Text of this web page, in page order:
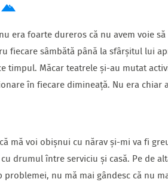
era foarte dureros că nu avem voie
fiecare sâmbătă până la sfârșitul lui
timpul. Măcar teatrele și-au mutat
în fiecare dimineață. Nu era chiar
mă voi obișnui cu nărav și-mi va fi
drumul între serviciu și casă. Pe de
nu mă mai gândesc că nu